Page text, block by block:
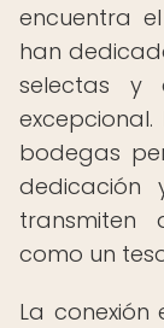
encuentra
han
selectas y
bodegas
transmiten
como un
La